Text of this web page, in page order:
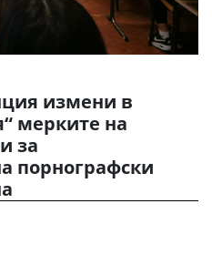
измени в
мерките на
за
порнографски